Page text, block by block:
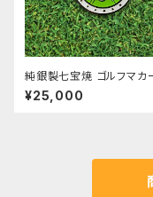
純銀製七宝焼 ゴルフマカ
mazing!_siro）
¥25,000